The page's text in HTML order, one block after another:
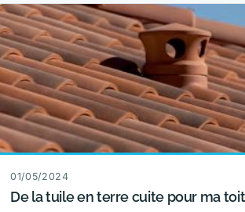
01/05/2024
De la tuile en terre cuite pour ma